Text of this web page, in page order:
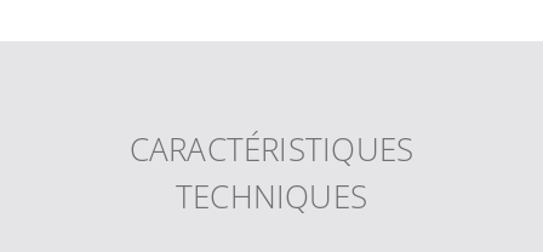
CARACTÉRISTIQUES
TECHNIQUES